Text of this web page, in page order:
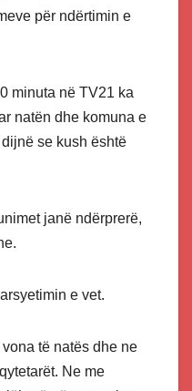
për ndërtimin e
minuta në TV21 ka
natën dhe komuna e
se kush është
janë ndërprerë,
e vet.
të natës dhe ne
Ne me